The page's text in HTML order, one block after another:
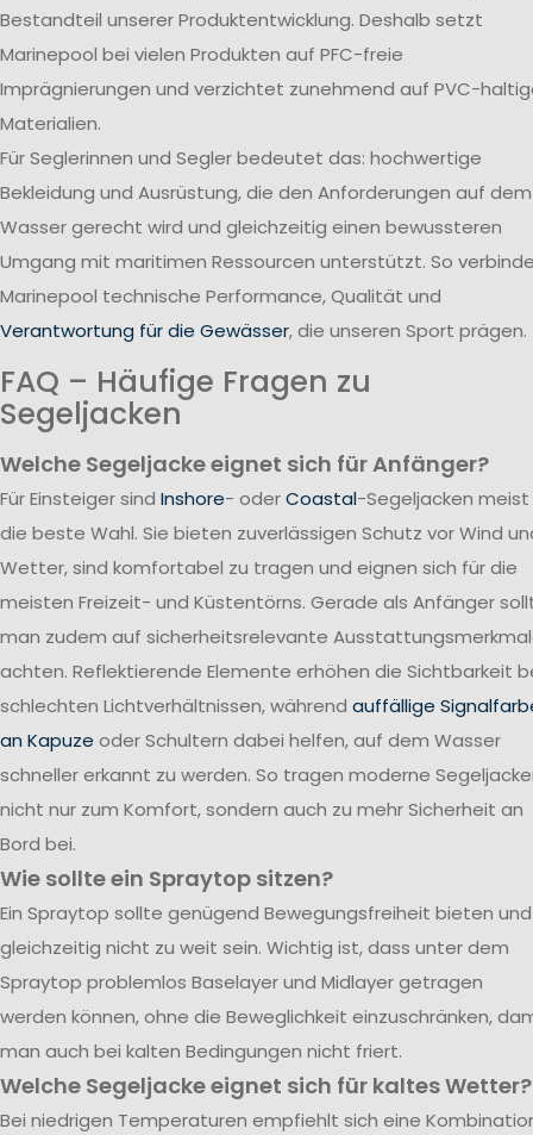
Bestandteil unserer Produktentwicklung. Deshalb setzt
Marinepool bei vielen Produkten auf PFC-freie
Imprägnierungen und verzichtet zunehmend auf PVC-
Materialien.
Für Seglerinnen und Segler bedeutet das: hochwertige
Bekleidung und Ausrüstung, die den Anforderungen auf dem
Wasser gerecht wird und gleichzeitig einen bewussteren
Umgang mit maritimen Ressourcen unterstützt. So
Marinepool technische Performance, Qualität und
Verantwortung für die Gewässer, die unseren Sport prägen.
FAQ – Häufige Fragen zu
Segeljacken
Welche Segeljacke eignet sich für Anfänger?
Für Einsteiger sind Inshore- oderCoastal-Segeljacken meist
die beste Wahl. Sie bieten zuverlässigen Schutz vor Wind
Wetter, sind komfortabel zu tragen und eignen sich für die
meisten Freizeit- und Küstentörns. Gerade als Anfänger
man zudem auf sicherheitsrelevante
achten. Reflektierende Elemente erhöhen die Sichtbarkeit
schlechten Lichtverhältnissen, während auffällige
an Kapuze oder Schultern dabei helfen, auf dem Wasser
schneller erkannt zu werden. So tragen moderne
nicht nur zum Komfort, sondern auch zu mehr Sicherheit an
Bord bei.
Wie sollte ein Spraytop sitzen?
Ein Spraytop sollte genügend Bewegungsfreiheit bieten und
gleichzeitig nicht zu weit sein. Wichtig ist, dass unter dem
Spraytop problemlos Baselayer und Midlayer getragen
werden können, ohne die Beweglichkeit einzuschränken,
man auch bei kalten Bedingungen nicht friert.
Welche Segeljacke eignet sich für kaltes Wetter?
Bei niedrigen Temperaturen empfiehlt sich eine